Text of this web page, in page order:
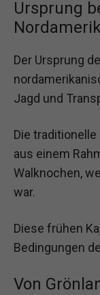
Ursprung
Der Ursprung
Jagd und
Die
aus einem
Walknochen,
war.
Diese frühen
Bedingungen
Von